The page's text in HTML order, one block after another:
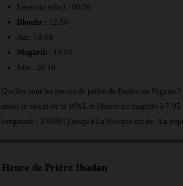
Lever du soleil : 06:38
Dhouhr : 12:50
Asr : 16:08
Maghrib: 19:05
Isha : 20:10
Quelles sont les heures de prière de Ibadan en Nigeria
selon le calcul de la MWL et l'heure du maghrib à
longitude : 3.90591] jusqu'à La Mecque est de
. La
Heure de Prière Ibadan